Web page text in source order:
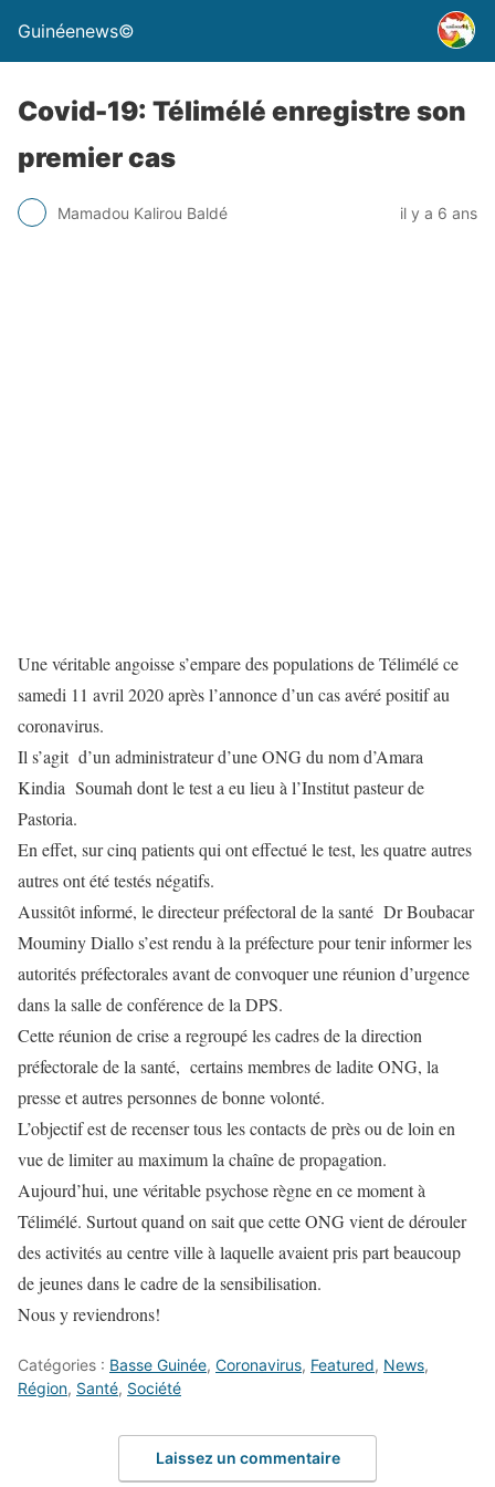
Guinéenews©
Covid-19: Télimélé enregistre son
premier cas
Mamadou Kalirou Baldé il y a 6 ans
Une véritable angoisse s’empare des populations de Télimélé ce
samedi 11 avril 2020 après l’annonce d’un cas avéré positif au
coronavirus.
Il s’agit d’un administrateur d’une ONG du nom d’Amara
Kindia Soumah dont le test a eu lieu à l’Institut pasteur de
Pastoria.
En effet, sur cinq patients qui ont effectué le test, les quatre autres
autres ont été testés négatifs.
Aussitôt informé, le directeur préfectoral de la santé Dr Boubacar
Mouminy Diallo s’est rendu à la préfecture pour tenir informer les
autorités préfectorales avant de convoquer une réunion d’urgence
dans la salle de conférence de la DPS.
Cette réunion de crise a regroupé les cadres de la direction
préfectorale de la santé, certains membres de ladite ONG, la
presse et autres personnes de bonne volonté.
L’objectif est de recenser tous les contacts de près ou de loin en
vue de limiter au maximum la chaîne de propagation.
Aujourd’hui, une véritable psychose règne en ce moment à
Télimélé. Surtout quand on sait que cette ONG vient de dérouler
des activités au centre ville à laquelle avaient pris part beaucoup
de jeunes dans le cadre de la sensibilisation.
Nous y reviendrons!
Catégories : Basse Guinée, Coronavirus, Featured, News,
Région, Santé, Société
Laissez un commentaire